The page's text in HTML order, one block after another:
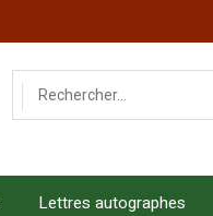
Lettres autographes